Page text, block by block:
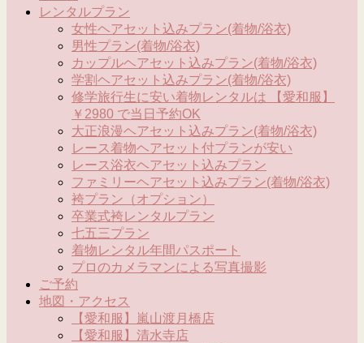
レンタルプラン
女性ヘアセット込みプラン(着物/浴衣)
男性プラン(着物/浴衣)
カップルヘアセット込みプラン(着物/浴衣)
学割ヘアセット込みプラン(着物/浴衣)
修学旅行生に安い着物レンタルは 【愛和服】
￥2980 で当日予約OK
大正浪漫ヘアセット込みプラン(着物/浴衣)
レース着物ヘアセット付プランが安い
レース浴衣ヘアセット込みプラン
ファミリーヘアセット込みプラン(着物/浴衣)
袴プラン（オプション）
卒業式袴レンタルプラン
七五三プラン
着物レンタル年間パスポート
プロのカメラマンによる写真撮影
ご予約
地図・アクセス
【愛和服】嵐山渡月橋店
【愛和服】清水寺店